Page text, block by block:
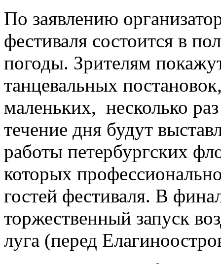
По заявлению
фестиваля состоится в
погоды. Зрителям
танцевальных
маленьких, несколько
течение дня будут
работы петербургских
которых
гостей фестиваля. В
торжественный запуск
луга (перед